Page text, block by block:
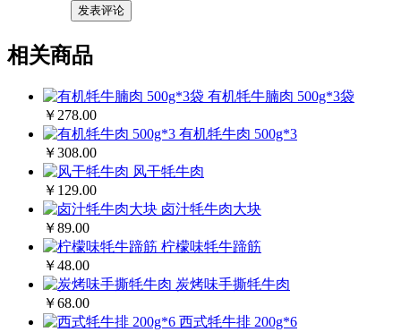
相关商品
有机牦牛腩肉 500g*3袋
￥278.00
有机牦牛肉 500g*3
￥308.00
风干牦牛肉
￥129.00
卤汁牦牛肉大块
￥89.00
柠檬味牦牛蹄筋
￥48.00
炭烤味手撕牦牛肉
￥68.00
西式牦牛排 200g*6